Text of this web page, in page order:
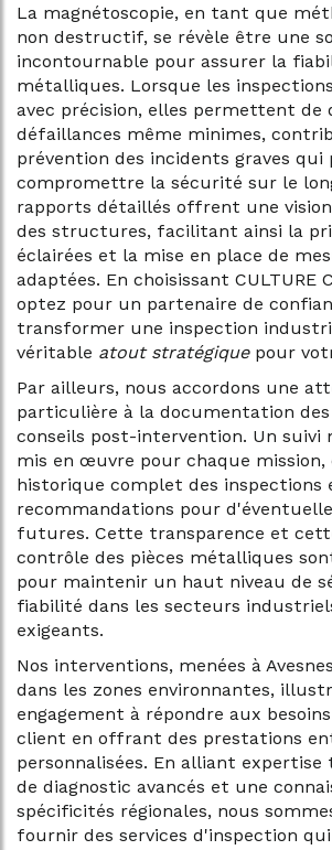
La magnétoscopie, en tant que
non destructif, se révèle être une
incontournable pour assurer la
métalliques. Lorsque les
avec précision, elles permettent de
défaillances même minimes,
prévention des incidents graves qui
compromettre la sécurité sur le
rapports détaillés offrent une
des structures, facilitant ainsi la
éclairées et la mise en place de
adaptées. En choisissant CULTURE
optez pour un partenaire de
transformer une inspection
véritable atout stratégiquepour
Par ailleurs, nous accordons une
particulière à la documentation
conseils post-intervention. Un suivi
mis en œuvre pour chaque
historique complet des inspections
recommandations pour
futures. Cette transparence et
contrôle des pièces métalliques
pour maintenir un haut niveau de
fiabilité dans les secteurs
exigeants.
Nos interventions, menées à
dans les zones environnantes,
engagement à répondre aux
client en offrant des prestations
personnalisées. En alliant
de diagnostic avancés et une
spécificités régionales, nous
fournir des services d'inspection